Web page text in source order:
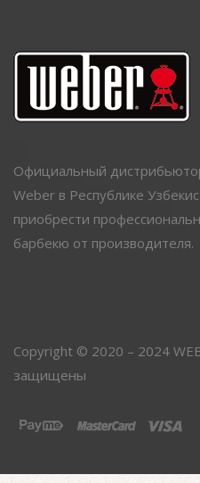
Официальный
Weber в Республике
приобрести
барбекю от производителя.
Copyright © 2020 – 2024
защищены